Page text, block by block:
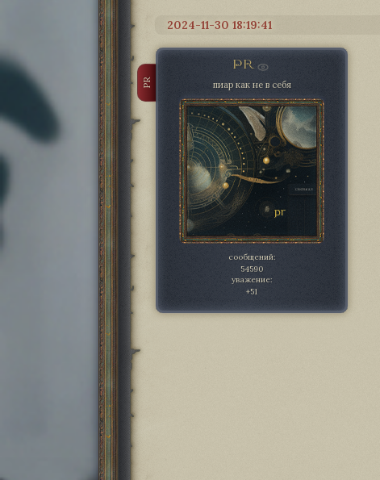
2024-11-30 18:19:41
PR
PR пиар как не в себя
сообщений:
54590
уважение:
+51